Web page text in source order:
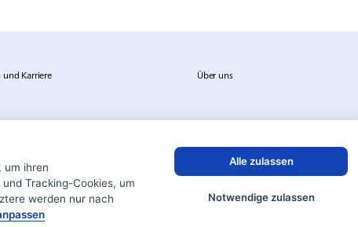
und Karriere Über uns
um ihren
Tracking-Cookies, um
werden nur nach
Alle zulassen
Notwendige zulassen